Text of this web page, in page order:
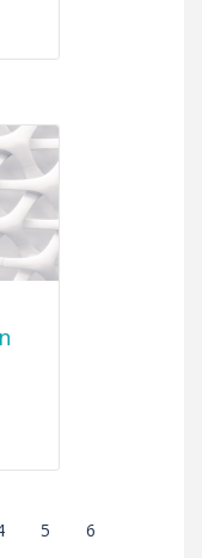
5
6